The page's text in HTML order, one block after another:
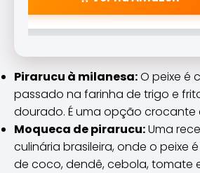
Pirarucu à milanesa:O peixe é
passado na farinha de trigo e
dourado. É uma opção crocante
Moqueca de pirarucu:Uma
culinária brasileira, onde o peixe
de coco, dendê, cebola, tomate